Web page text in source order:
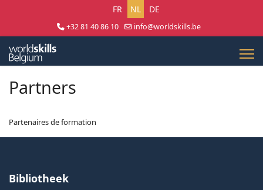
Selecteer uw taal
FR NL DE
+32 81 40 86 10
info@worldskills.be
Partners
Partenaires de formation
Bibliotheek